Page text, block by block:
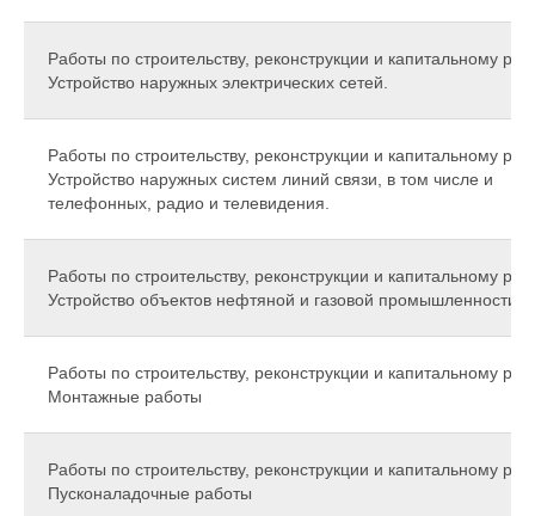
Работы по строительству, реконструкции и капитальному
Устройство наружных электрических сетей.
Работы по строительству, реконструкции и капитальному
Устройство наружных систем линий связи, в том числе и
телефонных, радио и телевидения.
Работы по строительству, реконструкции и капитальному
Устройство объектов нефтяной и газовой промышленности
Работы по строительству, реконструкции и капитальному
Монтажные работы
Работы по строительству, реконструкции и капитальному
Пусконаладочные работы